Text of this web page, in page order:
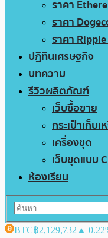
ราคา
ราคา
ราคา
ปฏิทินเศรษฐกิจ
บทความ
รีวิวผลิตภัณฑ์
เว็บซื้อขาย
กระเป๋าเก็บ
เครื่องขุด
เว็บขุดแบบ
ห้องเรียน
BTC฿2,129,732 ▲